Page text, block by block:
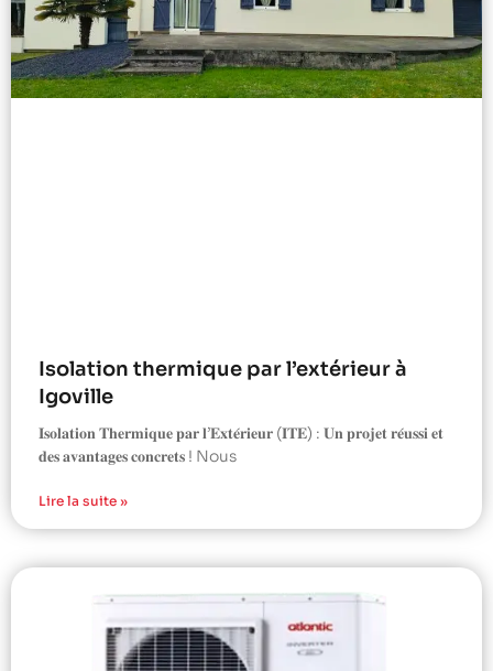
Isolation thermique par l’extérieur à
Igoville
𝐈𝐬𝐨𝐥𝐚𝐭𝐢𝐨𝐧 𝐓𝐡𝐞𝐫𝐦𝐢𝐪𝐮𝐞 𝐩𝐚𝐫 𝐥’𝐄𝐱𝐭𝐞́𝐫𝐢𝐞𝐮𝐫 (𝐈𝐓𝐄) : 𝐔𝐧 𝐩𝐫𝐨𝐣𝐞𝐭 𝐫𝐞́𝐮𝐬𝐬𝐢 𝐞𝐭
𝐝𝐞𝐬 𝐚𝐯𝐚𝐧𝐭𝐚𝐠𝐞𝐬 𝐜𝐨𝐧𝐜𝐫𝐞𝐭𝐬 ! Nous
Lire la suite »